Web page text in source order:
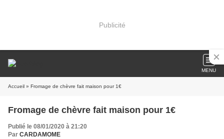
Publicité
MENU
Accueil » Fromage de chèvre fait maison pour 1€
Fromage de chèvre fait maison pour 1€
Publié le 08/01/2020 à 21:20
Par CARDAMOME